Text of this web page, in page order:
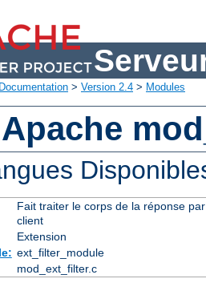
Documentation > Version 2.4 > Modules
Fait traiter le corps de la réponse
client
Extension
ext_filter_module
mod_ext_filter.c